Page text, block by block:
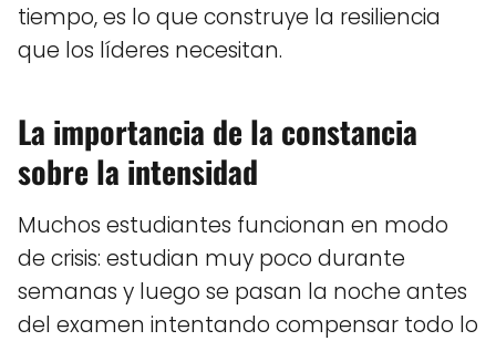
tiempo, es lo que construye la resiliencia
que los líderes necesitan.
La importancia de la constancia
sobre la intensidad
Muchos estudiantes funcionan en modo
de crisis: estudian muy poco durante
semanas y luego se pasan la noche antes
del examen intentando compensar todo lo